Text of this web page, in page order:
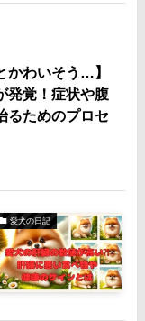
かわいそう…】
発覚！症状や腹
るためのプロセ
愛犬の日記